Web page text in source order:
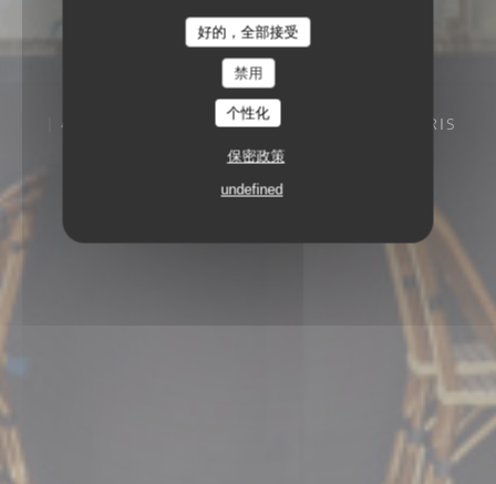
好的，全部接受
禁用
个性化
保密政策
undefined
4, BOULEVARD DES CAPUCINES 75009 PARIS